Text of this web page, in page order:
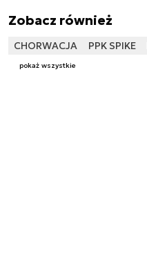
Zobacz również
CHORWACJA PPK SPIKE
pokaż wszystkie